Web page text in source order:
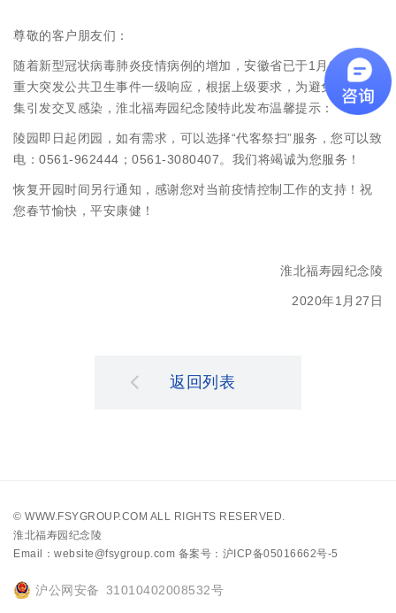
尊敬的客户朋友们：
随着新型冠状病毒肺炎疫情病例的增加，安徽省已于1月24日启动
重大突发公共卫生事件一级响应，根据上级要求，为避免人群聚
集引发交叉感染，淮北福寿园纪念陵特此发布温馨提示：
陵园即日起闭园，如有需求，可以选择“代客祭扫”服务，您可以致
电：0561-962444；0561-3080407。我们将竭诚为您服务！
恢复开园时间另行通知，感谢您对当前疫情控制工作的支持！祝
您春节愉快，平安康健！
淮北福寿园纪念陵
2020年1月27日
返回列表
© WWW.FSYGROUP.COM ALL RIGHTS RESERVED.
淮北福寿园纪念陵
Email：website@fsygroup.com 备案号：沪ICP备05016662号-5
沪公网安备 31010402008532号